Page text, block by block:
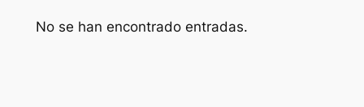
No se han encontrado entradas.